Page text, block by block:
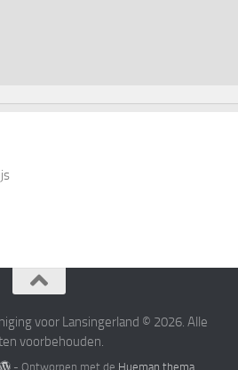
voor Lansingerland © 2026. Alle
voorbehouden.
- Ontworpen met de Hueman thema